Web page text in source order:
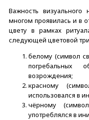
Важность визуального
многом проявилась и в
цвету в рамках
следующей цветовой
белому (символ
погребальных
возрождения;
красному
использовался в
чёрному
употреблялся в